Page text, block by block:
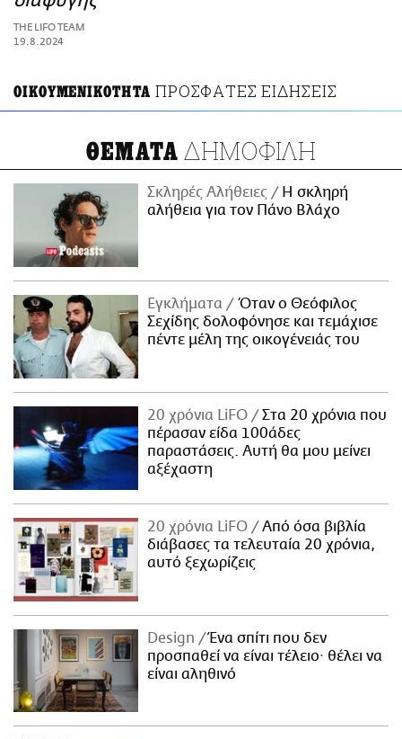
ΑΜΠΑ
PRINT
THE LIFO TEAM
19.8.2024
OIKOYMENIKOTHTA ΠΡΟΣΦΑΤΕΣ ΕΙΔΗΣΕΙΣ
ΘΕΜΑΤΑ ΔΗΜΟΦΙΛΗ
Σκληρές Αλήθειες
H σκληρή
αλήθεια για τον Πάνο Βλάχο
Εγκλήματα
Όταν ο Θεόφιλος
Σεχίδης δολοφόνησε και τεμάχισε
πέντε μέλη της οικογένειάς του
20 χρόνια LiFO
Στα 20 χρόνια που
πέρασαν είδα 100άδες
παραστάσεις. Αυτή θα μου μείνει
αξέχαστη
20 χρόνια LiFO
Από όσα βιβλία
διάβασες τα τελευταία 20 χρόνια,
αυτό ξεχωρίζεις
Design
Ένα σπίτι που δεν
προσπαθεί να είναι τέλειο· θέλει να
είναι αληθινό